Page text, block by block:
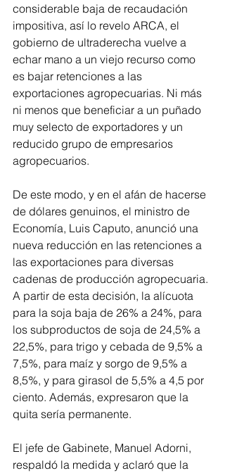
considerable baja de recaudación
impositiva, así lo revelo ARCA, el
gobierno de ultraderecha vuelve a
echar mano a un viejo recurso como
es bajar retenciones a las
exportaciones agropecuarias. Ni más
ni menos que beneficiar a un puñado
muy selecto de exportadores y un
reducido grupo de empresarios
agropecuarios.
De este modo, y en el afán de hacerse
de dólares genuinos, el ministro de
Economía, Luis Caputo, anunció una
nueva reducción en las retenciones a
las exportaciones para diversas
cadenas de producción agropecuaria.
A partir de esta decisión, la alícuota
para la soja baja de 26% a 24%, para
los subproductos de soja de 24,5% a
22,5%, para trigo y cebada de 9,5% a
7,5%, para maíz y sorgo de 9,5% a
8,5%, y para girasol de 5,5% a 4,5 por
ciento. Además, expresaron que la
quita sería permanente.
El jefe de Gabinete, Manuel Adorni,
respaldó la medida y aclaró que la